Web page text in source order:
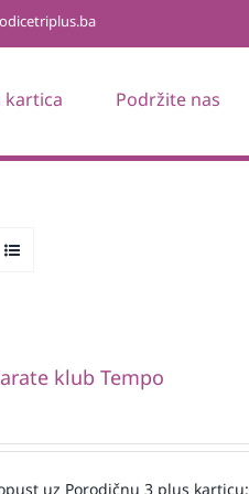
kartica Podržite nas
klub Tempo
uz Porodičnu 3 plus karticu: